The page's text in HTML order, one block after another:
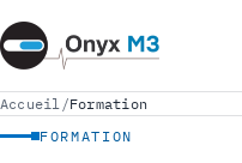
Accueil /Formation
FORMATION